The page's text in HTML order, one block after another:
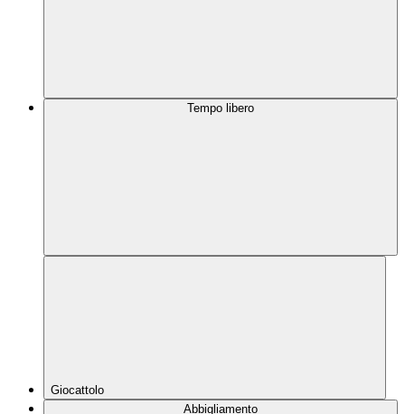
Tempo libero
Giocattolo
Abbigliamento